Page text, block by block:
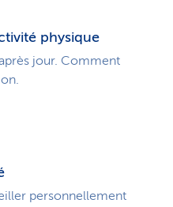
physique
jour. Comment
personnellement